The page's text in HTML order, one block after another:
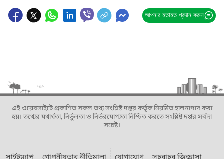
আপনার মতামত প্রদান করুন
এই ওয়েবসাইটে প্রকাশিত সকল তথ্য সংশ্লিষ্ট দপ্তর কর্তৃক নিয়মিত হালনাগাদ করা
হয়। তথ্যের যথার্থতা, নির্ভুলতা ও নির্ভরযোগ্যতা নিশ্চিত করতে সংশ্লিষ্ট দপ্তর সর্বদা
সচেষ্ট।